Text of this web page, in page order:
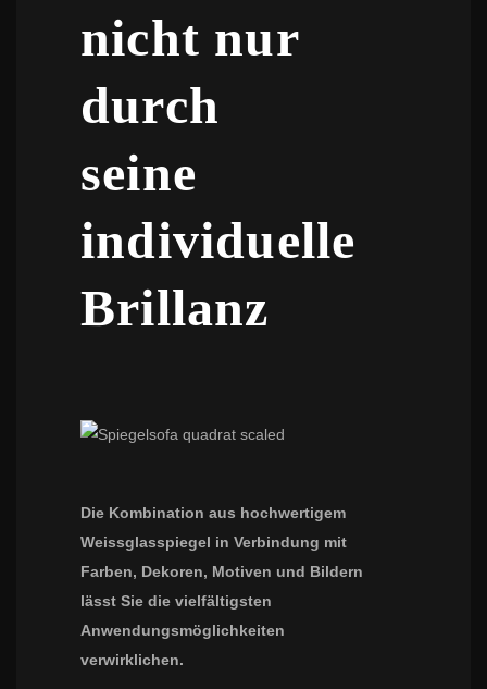
nicht nur
durch
seine
individuelle
Brillanz
Die Kombination aus hochwertigem
Weissglasspiegel in Verbindung mit
Farben, Dekoren, Motiven und Bildern
lässt Sie die vielfältigsten
Anwendungsmöglichkeiten
verwirklichen.